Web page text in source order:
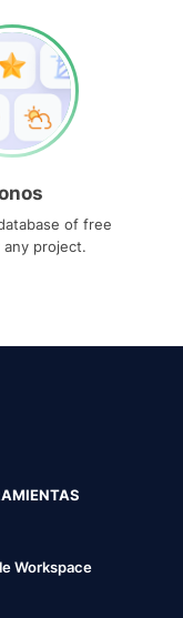
of free
project.
Workspace